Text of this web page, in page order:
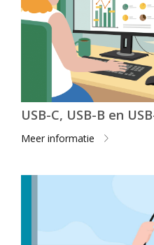
USB-C, USB-B en
Meer informatie